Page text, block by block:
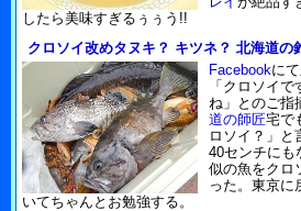
したら美味すぎるぅぅう!!
クロソイ改めタヌキ？ キツネ？ 北海道の
Facebookに
「クロソイ
ね」とのご指
道の師匠宅で
ロソイ？」と
40センチにも
似の魚をクロ
った。東京に
いてちゃんとお勉強する。